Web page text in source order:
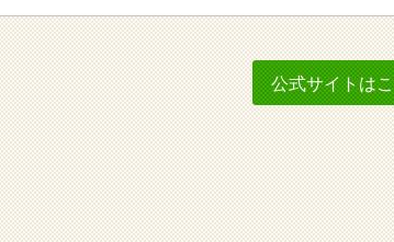
公式サイトは